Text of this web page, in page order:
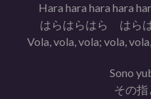
Hara hara hara hara
はらはらはら はら
Vola, vola, vola; vola,
Sono
その